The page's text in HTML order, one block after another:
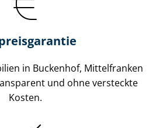
in Buckenhof, Mittelfranken
und ohne versteckte
Kosten.